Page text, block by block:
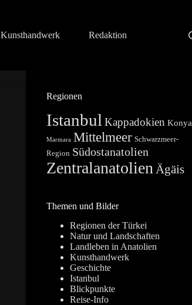
Kunsthandwerk Redaktion
Regionen
Istanbul Kappadokien Konya
Marmara Mittelmeer Schwarzmeer-
Region Südostanatolien
Zentralanatolien Ägäis
Themen und Bilder
Regionen der Türkei
Natur und Landschaften
Landleben in Anatolien
Kunsthandwerk
Geschichte
Istanbul
Blickpunkte
Reise-Info